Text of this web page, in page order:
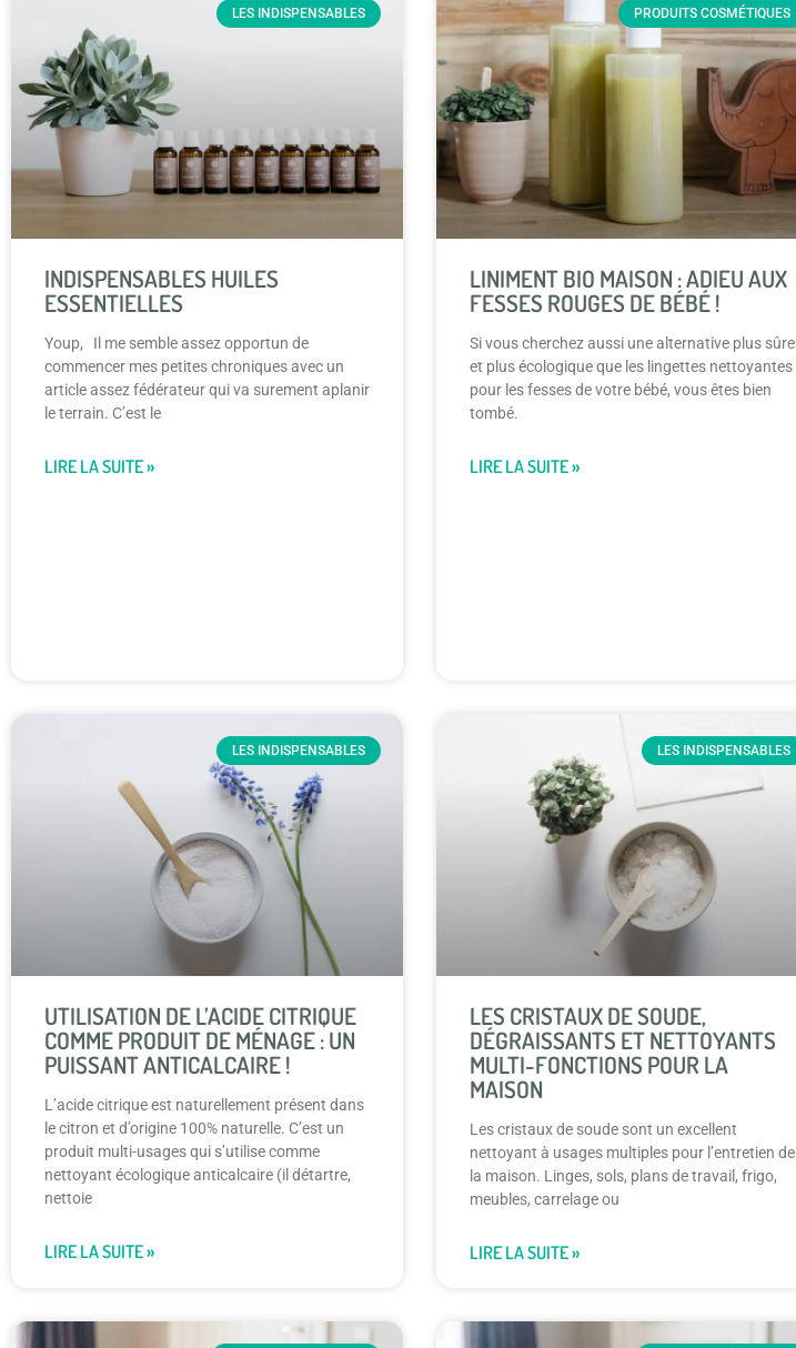
LES INDISPENSABLES
INDISPENSABLES HUILES
ESSENTIELLES
Youp, Il me semble assez opportun de
commencer mes petites chroniques avec un
article assez fédérateur qui va surement aplanir
le terrain. C’est le
LIRE LA SUITE »
PRODUITS COSMÉTIQUES
LINIMENT BIO MAISON : ADIEU AUX
FESSES ROUGES DE BÉBÉ !
Si vous cherchez aussi une alternative plus sûre
et plus écologique que les lingettes nettoyantes
pour les fesses de votre bébé, vous êtes bien
tombé.
LIRE LA SUITE »
LES INDISPENSABLES
UTILISATION DE L’ACIDE CITRIQUE
COMME PRODUIT DE MÉNAGE : UN
PUISSANT ANTICALCAIRE !
L’acide citrique est naturellement présent dans
le citron et d’origine 100% naturelle. C’est un
produit multi-usages qui s’utilise comme
nettoyant écologique anticalcaire (il détartre,
nettoie
LIRE LA SUITE »
LES INDISPENSABLES
LES CRISTAUX DE SOUDE,
DÉGRAISSANTS ET NETTOYANTS
MULTI-FONCTIONS POUR LA
MAISON
Les cristaux de soude sont un excellent
nettoyant à usages multiples pour l’entretien de
la maison. Linges, sols, plans de travail, frigo,
meubles, carrelage ou
LIRE LA SUITE »